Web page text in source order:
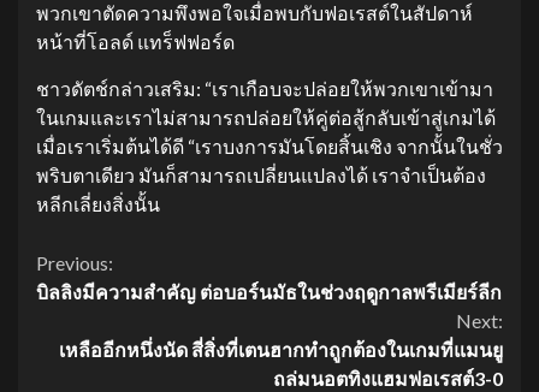
พวกเขาตัดความพึงพอใจเมื่อพบกับฟอเรสต์ในสัปดาห์
หน้าที่โอลด์ แทร็ฟฟอร์ด
ชาวดัตช์กล่าวเสริม: “เราเกือบจะปล่อยให้พวกเขาเข้ามา
ในเกมและเราไม่สามารถปล่อยให้คู่ต่อสู้กลับเข้าสู่เกมได้
เมื่อเราเริ่มต้นได้ดี “เราบงการมันโดยสิ้นเชิง จากนั้นในชั่ว
พริบตาเดียว มันก็สามารถเปลี่ยนแปลงได้ เราจำเป็นต้อง
หลีกเลี่ยงสิ่งนั้น
Continue
Previous:
บิลลิงมีความสำคัญ ต่อบอร์นมัธในช่วงฤดูกาลพรีเมียร์ลีก
Next:
เหลืออีกหนึ่งนัด สี่สิ่งที่เตนฮากทำถูกต้องในเกมที่แมนยู
ถล่มนอตทิงแฮมฟอเรสต์3-0